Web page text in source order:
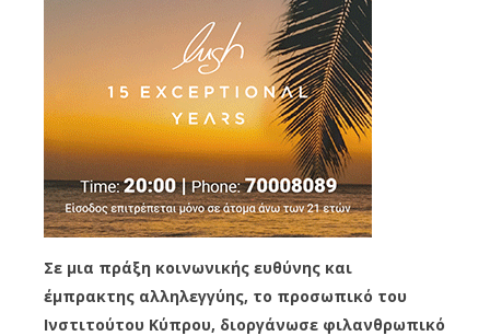
Σε μια πράξη κοινωνικής ευθύνης και
έμπρακτης αλληλεγγύης, το προσωπικό του
Ινστιτούτου Κύπρου, διοργάνωσε φιλανθρωπικό